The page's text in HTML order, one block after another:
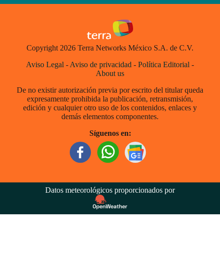
Copyright 2026 Terra Networks México S.A. de C.V.
Aviso Legal - Aviso de privacidad - Política Editorial -
About us
De no existir autorización previa por escrito del titular queda
expresamente prohibida la publicación, retransmisión,
edición y cualquier otro uso de los contenidos, enlaces y
demás elementos componentes.
Síguenos en:
Datos meteorológicos proporcionados por